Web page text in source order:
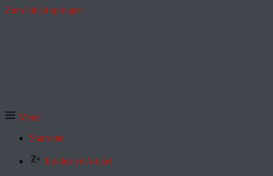
Zum Inhalt springen
Menü
Startseite
Exklusive Artikel